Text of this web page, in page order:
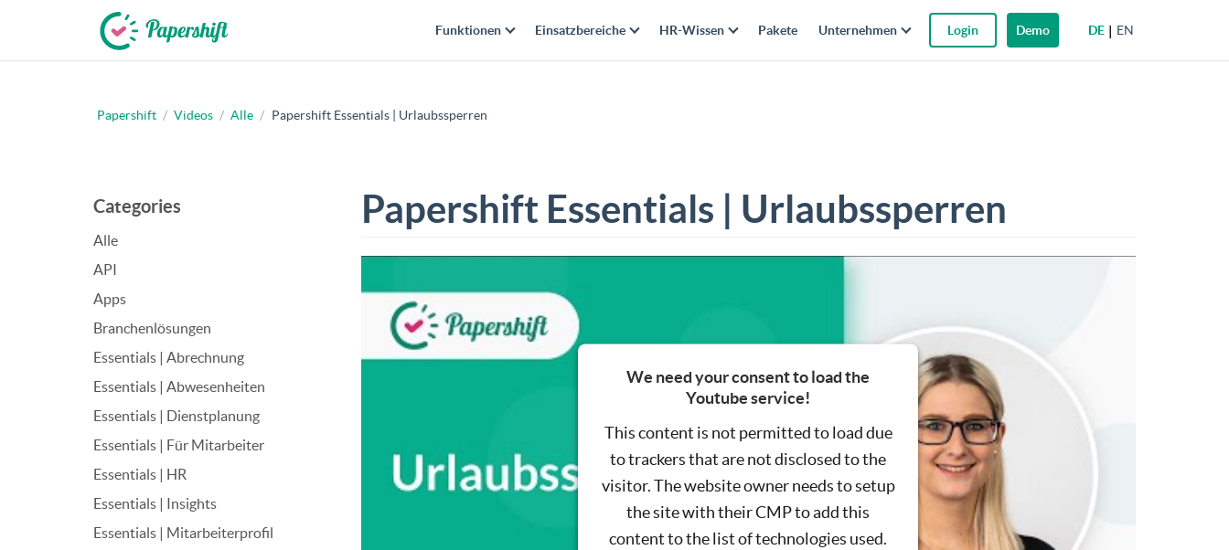
+49 721 50 95 79 69
DE EN
Funktionen Einsatzbereiche HR-Wissen Pakete Unternehmen Login Demo
Papershift / Videos / Alle / Papershift Essentials | Urlaubssperren
Categories
Alle
API
Apps
Branchenlösungen
Essentials | Abrechnung
Essentials | Abwesenheiten
Essentials | Dienstplanung
Essentials | Für Mitarbeiter
Essentials | HR
Essentials | Insights
Essentials | Mitarbeiterprofil
Papershift Essentials | Urlaubssperren
We need your consent to load the
Youtube service!
This content is not permitted to load due
to trackers that are not disclosed to the
visitor. The website owner needs to setup
the site with their CMP to add this
content to the list of technologies used.